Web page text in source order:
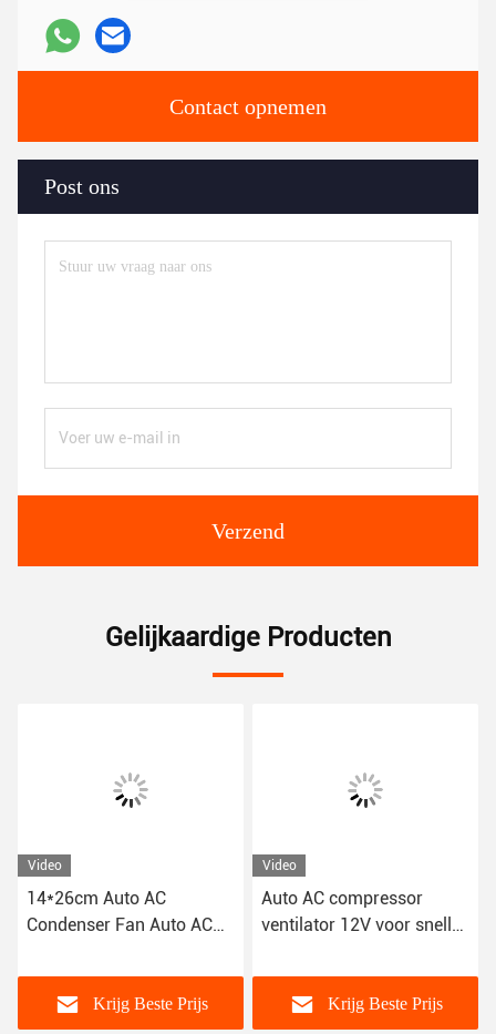
Contact opnemen
Post ons
Verzend
Gelijkaardige Producten
Video
14*26cm Auto AC
Condenser Fan Auto AC
bij de meeste voertuigen
Krijg Beste Prijs
Video
Auto AC compressor
ventilator 12V voor snelle
inch
Krijg Beste Prijs